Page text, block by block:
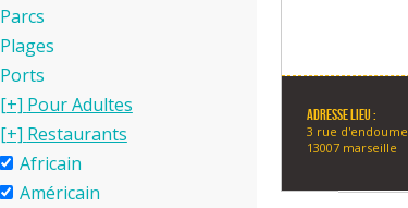
Parcs
Plages
Ports
Pour Adultes
Restaurants
Africain
Américain
Adresse lieu :
3 rue d'endoume
13007 marseille